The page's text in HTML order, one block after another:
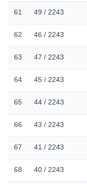
61 49 / 2243
62 46 / 2243
63 47 / 2243
64 45 / 2243
65 44 / 2243
66 43 / 2243
67 41 / 2243
68 40 / 2243